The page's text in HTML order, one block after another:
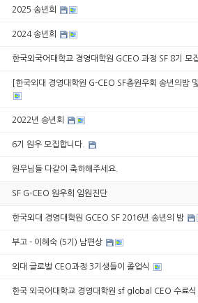
2025 송년회
2024 송년회
한국외국어대학교 경영대학원 GCEO 과정 SF 8기 모
[한국외대 경영대학원 G-CEO SF총원우회 송년의밤
2022년 송년회
6기 원우 모집합니다.
원우님들 다같이 축하해주세요.
SF G-CEO 원우회 임원진단
한국외대 경영대학원 GCEO SF 2016년 송년의 밤
부고 - 이혜숙 (5기) 남편상
외대 글로벌 CEO과정 3기생들이 졸업식
한국 외국어대학교 경영대학원 sf global CEO 수료식